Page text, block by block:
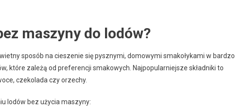
maszyny do lodów?
sposób na cieszenie się pysznymi, domowymi smakołykami w bardzo
które zależą od preferencji smakowych. Najpopularniejsze składniki to
czekolada czy orzechy.
lodów bez użycia maszyny: